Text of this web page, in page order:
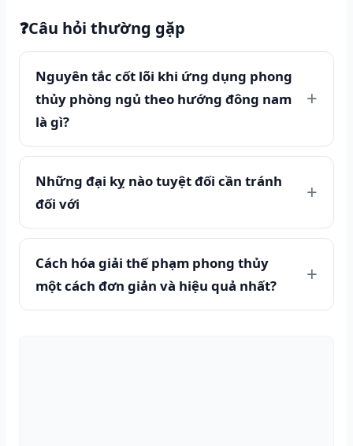
❓Câu hỏi thường gặp
Nguyên tắc cốt lõi khi ứng dụng phong
thủy phòng ngủ theo hướng đông nam
là gì?
Những đại kỵ nào tuyệt đối cần tránh
đối với
Cách hóa giải thế phạm phong thủy
một cách đơn giản và hiệu quả nhất?